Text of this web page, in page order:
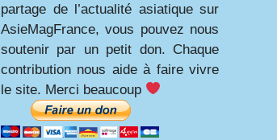
partage de l’actualité asiatique sur
AsieMagFrance, vous pouvez nous
soutenir par un petit don. Chaque
contribution nous aide à faire vivre
le site. Merci beaucoup